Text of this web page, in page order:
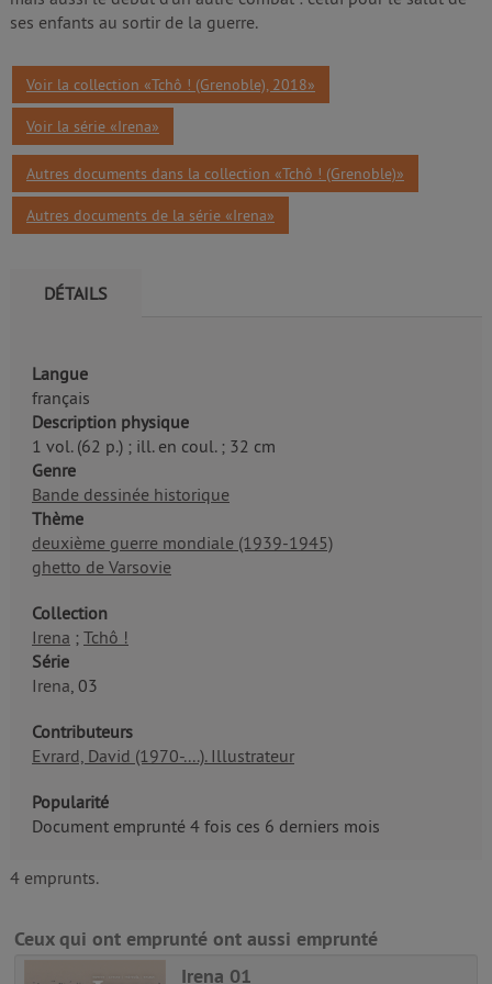
ses enfants au sortir de la guerre.
Voir la collection «Tchô ! (Grenoble), 2018»
Voir la série «Irena»
Autres documents dans la collection «Tchô ! (Grenoble)»
Autres documents de la série «Irena»
DÉTAILS
Langue
français
Description physique
1 vol. (62 p.) ; ill. en coul. ; 32 cm
Genre
Bande dessinée historique
Thème
deuxième guerre mondiale (1939-1945)
ghetto de Varsovie
Collection
Irena ; Tchô !
Série
Irena, 03
Contributeurs
Evrard, David (1970-....). Illustrateur
Popularité
Document emprunté 4 fois ces 6 derniers mois
4 emprunts.
Ceux qui ont emprunté ont aussi emprunté
Irena 01